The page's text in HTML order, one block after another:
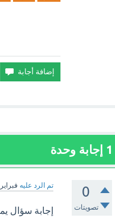
1 إجابة وحدة
0
تصويتات
تم الرد عليه فبراير 24
إجابة سؤال